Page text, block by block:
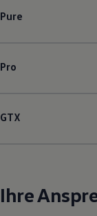
Pure
Pro
GTX
Ihre